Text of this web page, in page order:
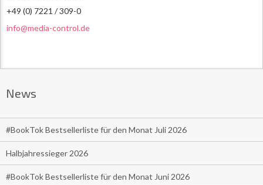
+49 (0) 7221 / 309-0
info@media-control.de
News
#BookTok Bestsellerliste für den Monat Juli 2026
Halbjahressieger 2026
#BookTok Bestsellerliste für den Monat Juni 2026